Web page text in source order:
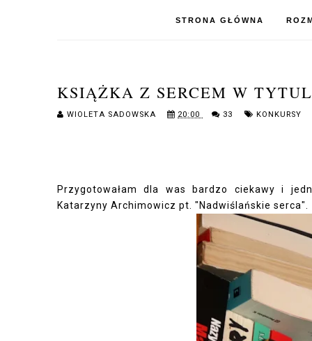
STRONA GŁÓWNA
KSIĄŻKA Z SERCEM W
WIOLETA SADOWSKA 20:00 33 KONKURSY
Przygotowałam dla was bardzo ciekawy i
Katarzyny Archimowicz pt. "Nadwiślańskie